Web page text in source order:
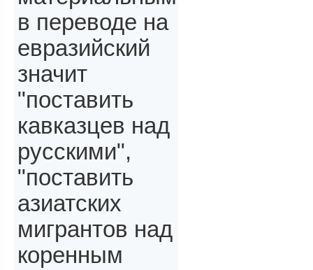
в переводе на
евразийский
значит
"поставить
кавказцев над
русскими",
"поставить
азиатских
мигрантов над
коренным